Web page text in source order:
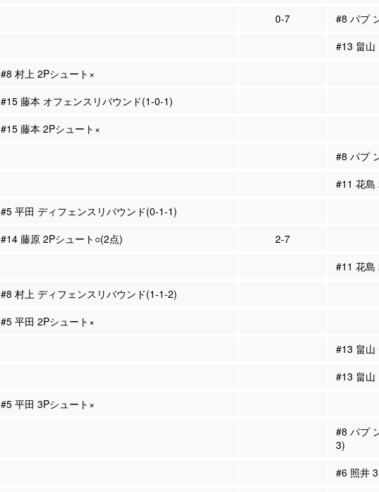
0-7
#8 パプ
#13 畠山
#8 村上 2Pシュート×
#15 藤本 オフェンスリバウンド(1-0-1)
#15 藤本 2Pシュート×
#8 パプ
#11 花島
#5 平田 ディフェンスリバウンド(0-1-1)
#14 藤原 2Pシュート○(2点)
2-7
#11 花島
#8 村上 ディフェンスリバウンド(1-1-2)
#5 平田 2Pシュート×
#13 畠山
#13 畠山
#5 平田 3Pシュート×
#8 パプ
3)
#6 照井